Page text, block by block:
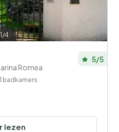
1/4
Romea
5/5
1 badkamers
lezen